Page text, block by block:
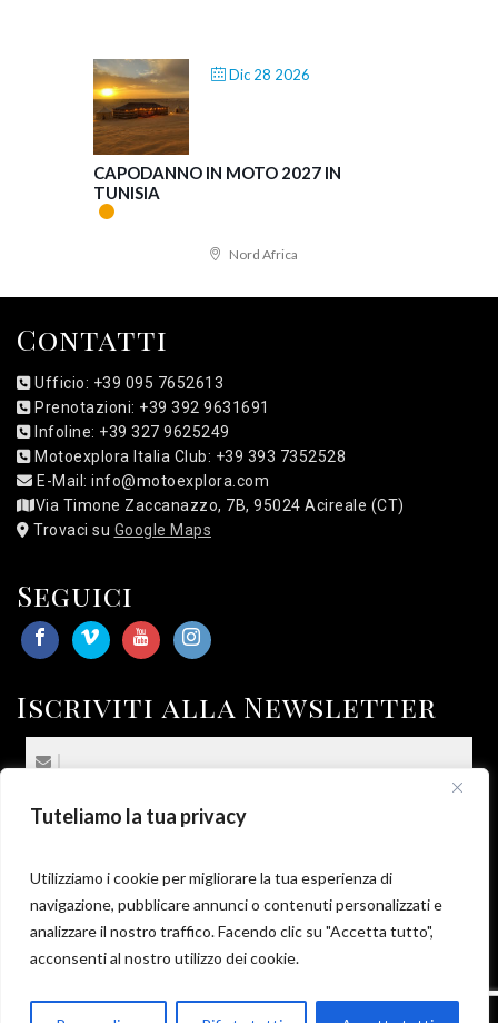
Tuteliamo la tua privacy
Utilizziamo i cookie per migliorare la tua esperienza di
navigazione, pubblicare annunci o contenuti personalizzati e
analizzare il nostro traffico. Facendo clic su "Accetta tutto",
acconsenti al nostro utilizzo dei cookie.
Dic 28 2026
CAPODANNO IN MOTO 2027 IN
TUNISIA
Nord Africa
Contatti
Ufficio: +39 095 7652613
Prenotazioni: +39 392 9631691
Infoline: +39 327 9625249
Motoexplora Italia Club: +39 393 7352528
E-Mail: info@motoexplora.com
Via Timone Zaccanazzo, 7B, 95024 Acireale (CT)
Trovaci su Google Maps
Seguici
Iscriviti alla Newsletter
(*) Sottoscrivo la Privacy Policy
Parla con Motoexplora